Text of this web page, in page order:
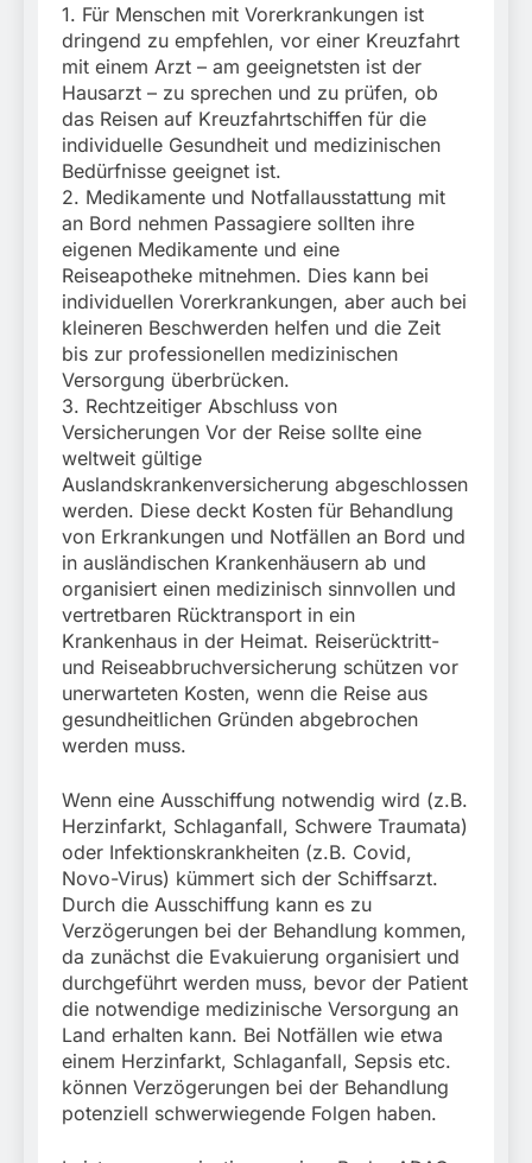
1. Für Menschen mit Vorerkrankungen ist
dringend zu empfehlen, vor einer Kreuzfahrt
mit einem Arzt – am geeignetsten ist der
Hausarzt – zu sprechen und zu prüfen, ob
das Reisen auf Kreuzfahrtschiffen für die
individuelle Gesundheit und medizinischen
Bedürfnisse geeignet ist.
2. Medikamente und Notfallausstattung mit
an Bord nehmen Passagiere sollten ihre
eigenen Medikamente und eine
Reiseapotheke mitnehmen. Dies kann bei
individuellen Vorerkrankungen, aber auch bei
kleineren Beschwerden helfen und die Zeit
bis zur professionellen medizinischen
Versorgung überbrücken.
3. Rechtzeitiger Abschluss von
Versicherungen Vor der Reise sollte eine
weltweit gültige
Auslandskrankenversicherung abgeschlossen
werden. Diese deckt Kosten für Behandlung
von Erkrankungen und Notfällen an Bord und
in ausländischen Krankenhäusern ab und
organisiert einen medizinisch sinnvollen und
vertretbaren Rücktransport in ein
Krankenhaus in der Heimat. Reiserücktritt-
und Reiseabbruchversicherung schützen vor
unerwarteten Kosten, wenn die Reise aus
gesundheitlichen Gründen abgebrochen
werden muss.
Wenn eine Ausschiffung notwendig wird (z.B.
Herzinfarkt, Schlaganfall, Schwere Traumata)
oder Infektionskrankheiten (z.B. Covid,
Novo-Virus) kümmert sich der Schiffsarzt.
Durch die Ausschiffung kann es zu
Verzögerungen bei der Behandlung kommen,
da zunächst die Evakuierung organisiert und
durchgeführt werden muss, bevor der Patient
die notwendige medizinische Versorgung an
Land erhalten kann. Bei Notfällen wie etwa
einem Herzinfarkt, Schlaganfall, Sepsis etc.
können Verzögerungen bei der Behandlung
potenziell schwerwiegende Folgen haben.